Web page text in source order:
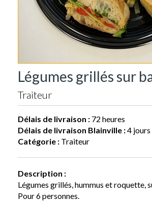
Légumes grillés sur
Traiteur
Délais de livraison : 72 heures
Délais de livraison Blainville :4 jours
Catégorie : Traiteur
Description :
Légumes grillés, hummus et roquette,
Pour 6 personnes.